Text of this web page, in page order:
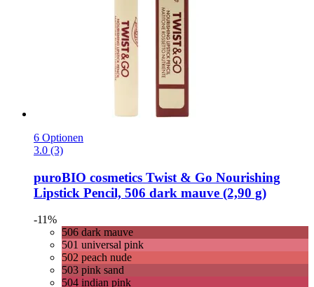
6 Optionen
3.0 (3)
puroBIO cosmetics Twist & Go Nourishing
Lipstick Pencil, 506 dark mauve (2,90 g)
-11%
506 dark mauve
501 universal pink
502 peach nude
503 pink sand
504 indian pink